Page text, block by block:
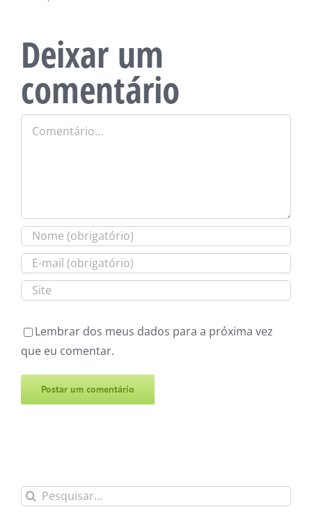
Deixar um
comentário
Comentário
Lembrar dos meus dados para a próxima vez
que eu comentar.
Buscar